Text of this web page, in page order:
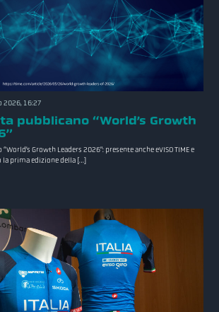
2026, 16:27
pubblicano “World’s Growth
Growth Leaders 2026”: presente anche eVISO TIME e
prima edizione della […]